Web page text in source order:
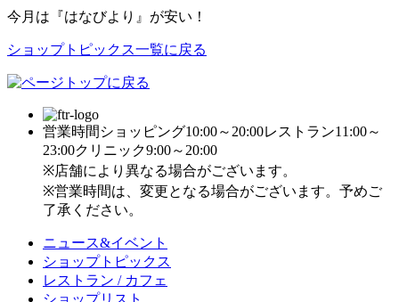
今月は『はなびより』が安い！
ショップトピックス一覧に戻る
営業時間 ショッピング10:00～20:00レストラン11:00～
23:00クリニック9:00～20:00
※店舗により異なる場合がございます。
※営業時間は、変更となる場合がございます。予めご
了承ください。
ニュース&イベント
ショップトピックス
レストラン / カフェ